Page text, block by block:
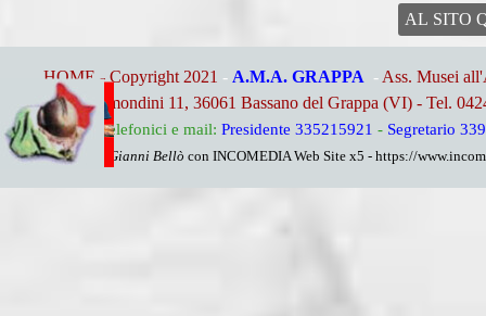
AL SITO
HOME - Copyright 2021 - A.M.A. GRAPPA- Ass. Musei
Via Remondini 11, 36061 Bassano del Grappa (VI) - Tel.
Riferimenti telefonici e mail: Presidente 335215921 - Segretario
By Gianni Bellò con INCOMEDIA Web Site x5 - https://